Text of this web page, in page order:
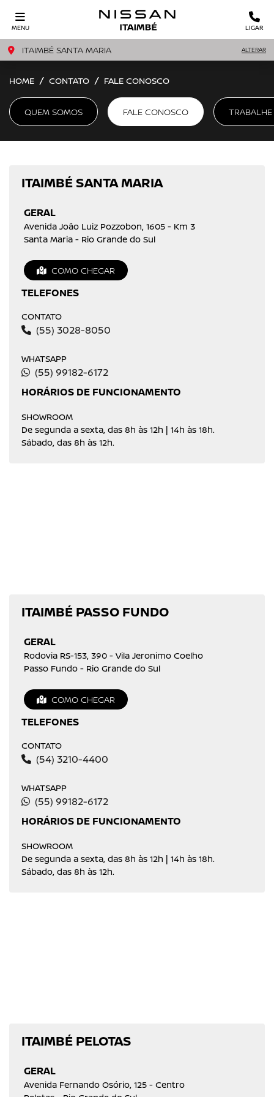
MENU LIGAR
ITAIMBÉ SANTA MARIA ALTERAR
HOME CONTATO FALE CONOSCO
QUEM SOMOS FALE CONOSCO
ITAIMBÉ SANTA MARIA
GERAL
Avenida João Luiz Pozzobon, 1605 - Km 3
Santa Maria - Rio Grande do Sul
COMO CHEGAR
TELEFONES
CONTATO
(55) 3028-8050
WHATSAPP
(55) 99182-6172
HORÁRIOS DE FUNCIONAMENTO
SHOWROOM
De segunda a sexta, das 8h às 12h | 14h às 18h.
Sábado, das 8h às 12h.
ITAIMBÉ PASSO FUNDO
GERAL
Rodovia RS-153, 390 - Vila Jeronimo Coelho
Passo Fundo - Rio Grande do Sul
COMO CHEGAR
TELEFONES
CONTATO
(54) 3210-4400
WHATSAPP
(55) 99182-6172
HORÁRIOS DE FUNCIONAMENTO
SHOWROOM
De segunda a sexta, das 8h às 12h | 14h às 18h.
Sábado, das 8h às 12h.
ITAIMBÉ PELOTAS
GERAL
Avenida Fernando Osório, 125 - Centro